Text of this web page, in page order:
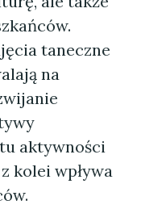
taneczne
na
aktywności
kolei wpływa